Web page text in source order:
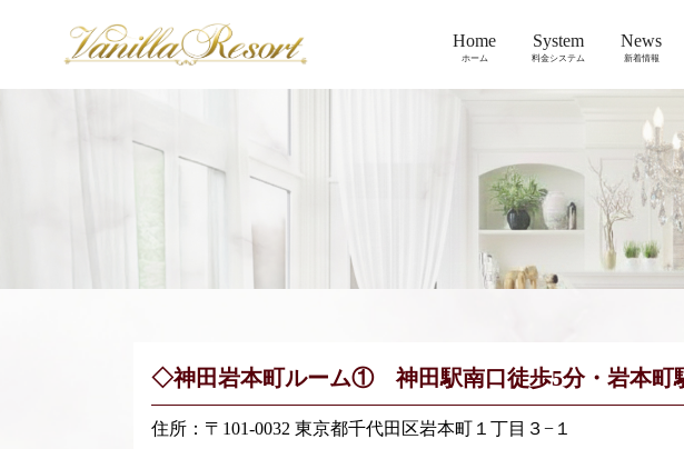
Home
ホーム
System
料金システム
News
新着情報
◇神田岩本町ルーム① 神田駅南口徒歩5分・岩本町
住所：〒101-0032 東京都千代田区岩本町１丁目３−１